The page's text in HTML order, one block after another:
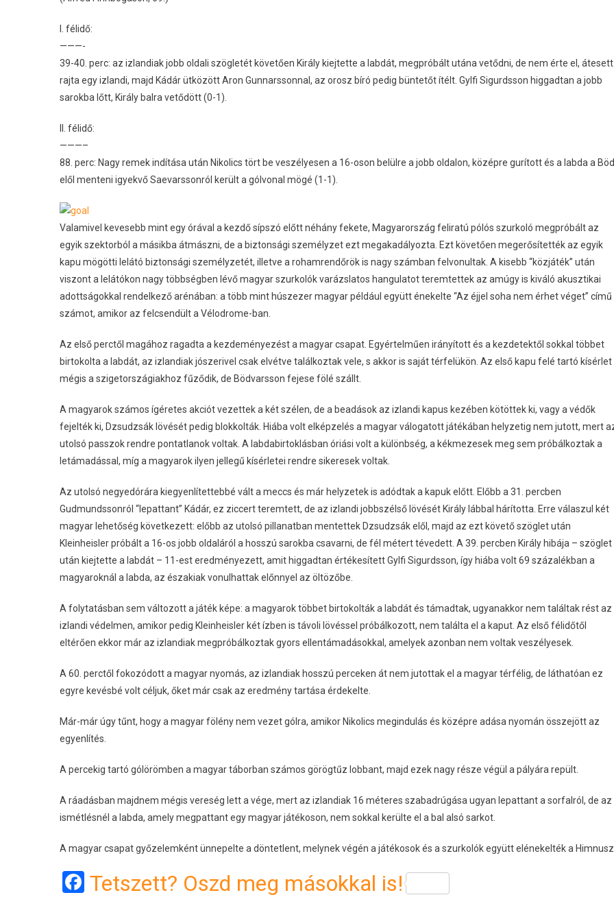
I. félidő:
———-
39-40. perc: az izlandiak jobb oldali szögletét követően Király kiejtette a labdát, megpróbált utána vetődni, de nem érte el, átesett
rajta egy izlandi, majd Kádár ütközött Aron Gunnarssonnal, az orosz bíró pedig büntetőt ítélt. Gylfi Sigurdsson higgadtan a jobb
sarokba lőtt, Király balra vetődött (0-1).
II. félidő:
———–
88. perc: Nagy remek indítása után Nikolics tört be veszélyesen a 16-oson belülre a jobb oldalon, középre gurított és a labda a
elől menteni igyekvő Saevarssonról került a gólvonal mögé (1-1).
Valamivel kevesebb mint egy órával a kezdő sípszó előtt néhány fekete, Magyarország feliratú pólós szurkoló megpróbált az
egyik szektorból a másikba átmászni, de a biztonsági személyzet ezt megakadályozta. Ezt követően megerősítették az egyik
kapu mögötti lelátó biztonsági személyzetét, illetve a rohamrendőrök is nagy számban felvonultak. A kisebb “közjáték” után
viszont a lelátókon nagy többségben lévő magyar szurkolók varázslatos hangulatot teremtettek az amúgy is kiváló akusztikai
adottságokkal rendelkező arénában: a több mint húszezer magyar például együtt énekelte “Az éjjel soha nem érhet véget” című
számot, amikor az felcsendült a Vélodrome-ban.
Az első perctől magához ragadta a kezdeményezést a magyar csapat. Egyértelműen irányított és a kezdetektől sokkal többet
birtokolta a labdát, az izlandiak jószerivel csak elvétve találkoztak vele, s akkor is saját térfelükön. Az első kapu felé tartó kísérlet
mégis a szigetországiakhoz fűződik, de Bödvarsson fejese fölé szállt.
A magyarok számos ígéretes akciót vezettek a két szélen, de a beadások az izlandi kapus kezében kötöttek ki, vagy a védők
fejelték ki, Dzsudzsák lövését pedig blokkolták. Hiába volt elképzelés a magyar válogatott játékában helyzetig nem jutott, mert
utolsó passzok rendre pontatlanok voltak. A labdabirtoklásban óriási volt a különbség, a kékmezesek meg sem próbálkoztak a
letámadással, míg a magyarok ilyen jellegű kísérletei rendre sikeresek voltak.
Az utolsó negyedórára kiegyenlítettebbé vált a meccs és már helyzetek is adódtak a kapuk előtt. Előbb a 31. percben
Gudmundssonról “lepattant” Kádár, ez ziccert teremtett, de az izlandi jobbszélső lövését Király lábbal hárította. Erre válaszul két
magyar lehetőség következett: előbb az utolsó pillanatban mentettek Dzsudzsák elől, majd az ezt követő szöglet után
Kleinheisler próbált a 16-os jobb oldaláról a hosszú sarokba csavarni, de fél métert tévedett. A 39. percben Király hibája – szöglet
után kiejtette a labdát – 11-est eredményezett, amit higgadtan értékesített Gylfi Sigurdsson, így hiába volt 69 százalékban a
magyaroknál a labda, az északiak vonulhattak előnnyel az öltözőbe.
A folytatásban sem változott a játék képe: a magyarok többet birtokolták a labdát és támadtak, ugyanakkor nem találtak rést az
izlandi védelmen, amikor pedig Kleinheisler két ízben is távoli lövéssel próbálkozott, nem találta el a kaput. Az első félidőtől
eltérően ekkor már az izlandiak megpróbálkoztak gyors ellentámadásokkal, amelyek azonban nem voltak veszélyesek.
A 60. perctől fokozódott a magyar nyomás, az izlandiak hosszú perceken át nem jutottak el a magyar térfélig, de láthatóan ez
egyre kevésbé volt céljuk, őket már csak az eredmény tartása érdekelte.
Már-már úgy tűnt, hogy a magyar fölény nem vezet gólra, amikor Nikolics megindulás és középre adása nyomán összejött az
egyenlítés.
A percekig tartó gólörömben a magyar táborban számos görögtűz lobbant, majd ezek nagy része végül a pályára repült.
A ráadásban majdnem mégis vereség lett a vége, mert az izlandiak 16 méteres szabadrúgása ugyan lepattant a sorfalról, de az
ismétlésnél a labda, amely megpattant egy magyar játékoson, nem sokkal kerülte el a bal alsó sarkot.
A magyar csapat győzelemként ünnepelte a döntetlent, melynek végén a játékosok és a szurkolók együtt elénekelték a
Facebook
Tetszett? Oszd meg másokkal is!